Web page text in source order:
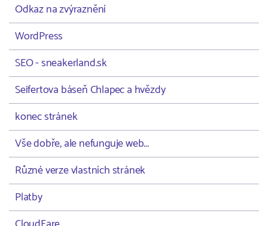
Odkaz na zvýraznění
WordPress
SEO - sneakerland.sk
Seifertova báseň Chlapec a hvězdy
konec stránek
Vše dobře, ale nefunguje web...
Různé verze vlastních stránek
Platby